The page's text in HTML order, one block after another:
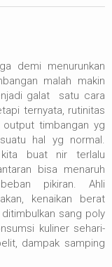
demi menurunkan
malah makin
galat satu cara
ternyata, rutinitas
output timbangan yg
hal yg normal.
kita buat nir terlalu
bisa menaruh
pikiran. Ahli
kenaikan berat
sang poly
kuliner sehari-
dampak samping